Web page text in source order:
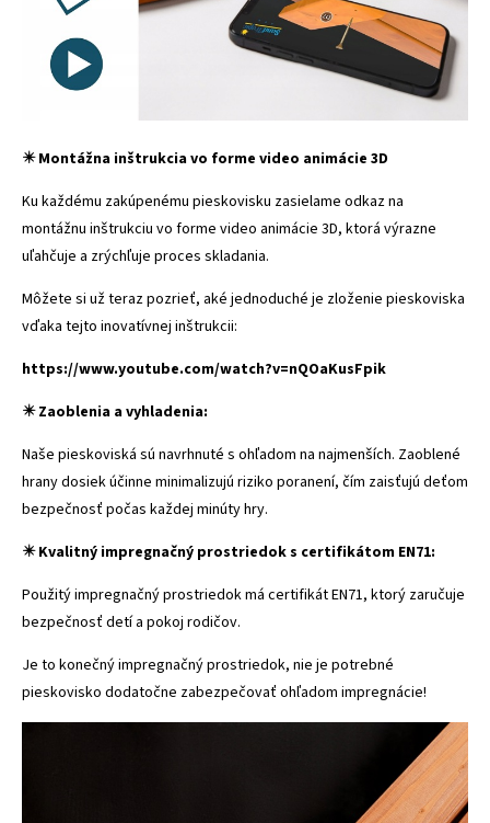
✴️ Montážna inštrukcia vo forme video animácie 3D
Ku každému zakúpenému pieskovisku zasielame odkaz na
montážnu inštrukciu vo forme video animácie 3D, ktorá výrazne
uľahčuje a zrýchľuje proces skladania.
Môžete si už teraz pozrieť, aké jednoduché je zloženie pieskoviska
vďaka tejto inovatívnej inštrukcii:
https://www.youtube.com/watch?v=nQOaKusFpik
✴️ Zaoblenia a vyhladenia:
Naše pieskoviská sú navrhnuté s ohľadom na najmenších. Zaoblené
hrany dosiek účinne minimalizujú riziko poranení, čím zaisťujú deťom
bezpečnosť počas každej minúty hry.
✴️ Kvalitný impregnačný prostriedok s certifikátom EN71:
Použitý impregnačný prostriedok má certifikát EN71, ktorý zaručuje
bezpečnosť detí a pokoj rodičov.
Je to konečný impregnačný prostriedok, nie je potrebné
pieskovisko dodatočne zabezpečovať ohľadom impregnácie!